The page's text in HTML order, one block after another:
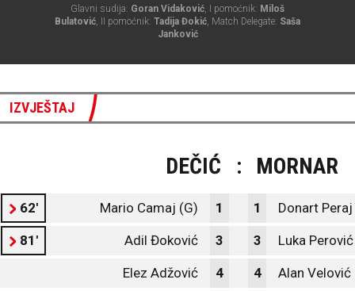
Glavni sudija: Goran Vidaković, I pomoćnik: Miloš
Bulatović, II pomoćnik: Tadija Đokić, Match Delegate: Saša
Janković
IZVJEŠTAJ
DEČIĆ : MORNAR
62' Mario Camaj (G) 1 1 Donart
81' Adil Đoković 3 3 Luka Perović
Elez Adžović 4 4 Alan Velović